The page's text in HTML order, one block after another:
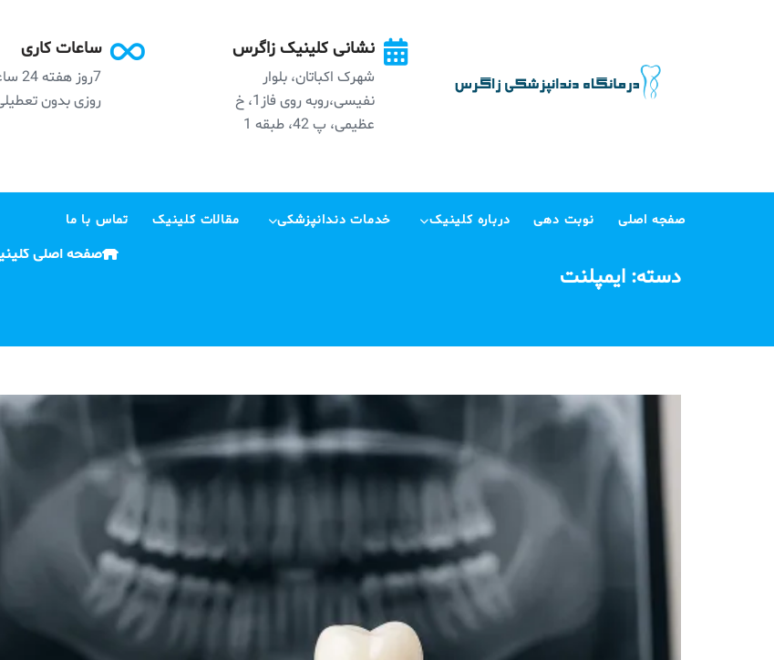
ساعات کاری
7روز
روزی بدون
نشانی کلینیک زاگرس
شهرک اکباتان، بلوار
نفیسی،روبه روی فاز1، خ
عظیمی، پ 42، طبقه 1
صفجه اصلی نوبت دهی درباره کلینیک خدمات دندانپزشکی مقالات کلینیک تماس با ما
دسته: ایمپلنت
صفحه اصلی